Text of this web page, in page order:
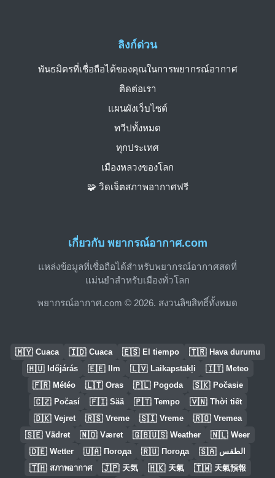
เกี่ยวกับ พยากรณ์อากาศ.com
แหล่งข้อมูลที่เชื่อถือได้สำหรับพยากรณ์อากาศสดที่
แม่นยำสำหรับเมืองทั่วโลก
พยากรณ์อากาศ.com © 2026. สงวนลิขสิทธิ์ทั้งหมด
ลิงก์ด่วน
พันธมิตรที่เชื่อถือได้ของคุณในการพยากรณ์อากาศ
ติดต่อเรา
แผนผังเว็บไซต์
ทวีปทั้งหมด
ทุกประเทศ
เมืองหลวงของโลก
🧩 วิดเจ็ตสภาพอากาศฟรี
🇲🇾 Cuaca 🇮🇩 Cuaca 🇪🇸 El tiempo 🇹🇷 Hava durumu
🇭🇺 Időjárás 🇪🇪 Ilm 🇱🇻 Laikapstākļi 🇮🇹 Meteo
🇫🇷 Météo 🇱🇹 Oras 🇵🇱 Pogoda 🇸🇰 Počasie
🇨🇿 Počasí 🇫🇮 Sää 🇵🇹 Tempo 🇻🇳 Thời tiết
🇩🇰 Vejret 🇷🇸 Vreme 🇸🇮 Vreme 🇷🇴 Vremea
🇸🇪 Vädret 🇳🇴 Været 🇬🇧🇺🇸 Weather 🇳🇱 Weer
🇩🇪 Wetter 🇺🇦 Погода 🇷🇺 Погода 🇸🇦 الطقس
🇹🇭 สภาพอากาศ 🇯🇵 天気 🇭🇰 天氣 🇹🇼 天氣預報